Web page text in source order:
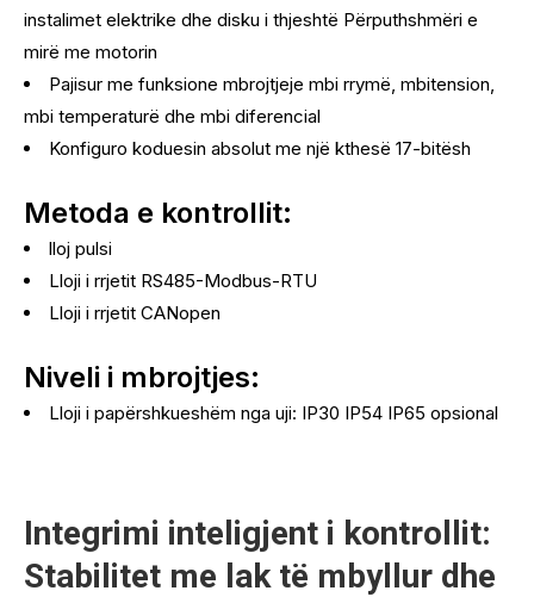
instalimet elektrike dhe disku i thjeshtë Përputhshmëri e
mirë me motorin
Pajisur me funksione mbrojtjeje mbi rrymë, mbitension,
mbi temperaturë dhe mbi diferencial
Konfiguro koduesin absolut me një kthesë 17-bitësh
Metoda e kontrollit:
lloj pulsi
Lloji i rrjetit RS485-Modbus-RTU
Lloji i rrjetit CANopen
Niveli i mbrojtjes:
Lloji i papërshkueshëm nga uji: IP30 IP54 IP65 opsional
Integrimi inteligjent i kontrollit:
Stabilitet me lak të mbyllur dhe